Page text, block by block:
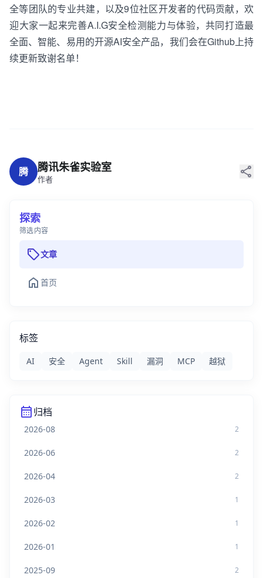
全等团队的专业共建， 以及9位社区开发者的代码贡献，欢
迎大家一起来完善A.I.G安全检测能力与体验，共同打造最
全面、智能、易用的开源AI安全产品， 我们会在Github上持
续更新致谢名单！
腾 腾讯朱雀实验室
作者 share
探索
筛选内容
sell文章
home 首页
标签
AI 安全 Agent Skill 漏洞 MCP 越狱
calendar_month 归档
2026-08 2
2026-06 2
2026-04 2
2026-03 1
2026-02 1
2026-01 1
2025-09 2